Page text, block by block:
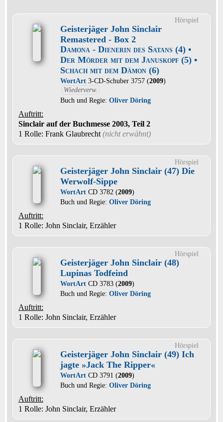
Hörspiel
Geisterjäger John Sinclair
Remastered - Box 2
Damona - Dienerin des Satans (4) •
Der Mörder mit dem Januskopf (5) •
Schach mit dem Dämon (6)
WortArt 3-CD-Schuber 3757 (2009)
Wiederverw.
Buch und Regie: Oliver Döring
Auftritt:
Sinclair auf der Buchmesse 2003, Teil 2
1 Rolle: Frank Glaubrecht (nicht erwähnt)
Hörspiel
Geisterjäger John Sinclair (47) Die
Werwolf-Sippe
WortArt CD 3782 (2009)
Buch und Regie: Oliver Döring
Auftritt:
1 Rolle: John Sinclair, Erzähler
Hörspiel
Geisterjäger John Sinclair (48)
Lupinas Todfeind
WortArt CD 3783 (2009)
Buch und Regie: Oliver Döring
Auftritt:
1 Rolle: John Sinclair, Erzähler
Hörspiel
Geisterjäger John Sinclair (49) Ich
jagte »Jack The Ripper«
WortArt CD 3791 (2009)
Buch und Regie: Oliver Döring
Auftritt:
1 Rolle: John Sinclair, Erzähler